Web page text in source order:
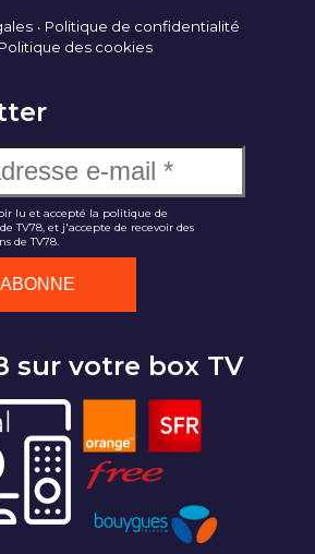
Politique de confidentialité
Politique des cookies
lu et accepté la politique de
TV78, et j'accepte de recevoir des
de TV78.
sur votre box TV